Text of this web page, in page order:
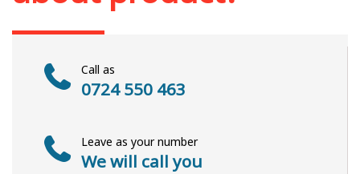
Call as
0724 550 463
Leave as your number
We will call you